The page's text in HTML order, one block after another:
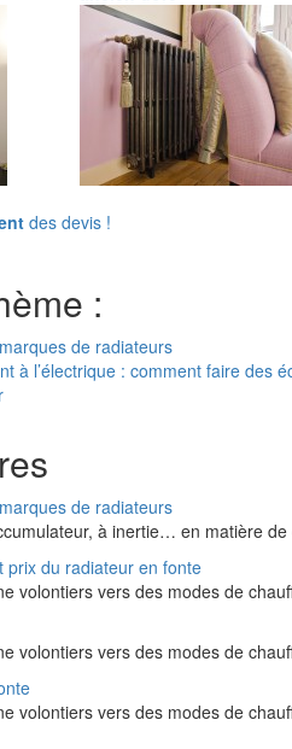
des devis !
:
de radiateurs
à l’électrique : comment faire des
de radiateurs
à inertie… en matière
prix du radiateur en fonte
volontiers vers des modes de
volontiers vers des modes de
volontiers vers des modes de